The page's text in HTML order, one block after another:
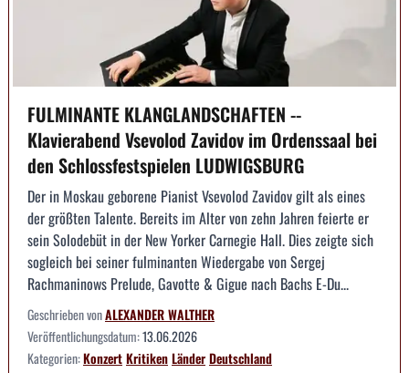
FULMINANTE KLANGLANDSCHAFTEN --
Klavierabend Vsevolod Zavidov im Ordenssaal bei
den Schlossfestspielen LUDWIGSBURG
Der in Moskau geborene Pianist Vsevolod Zavidov gilt als eines
der größten Talente. Bereits im Alter von zehn Jahren feierte er
sein Solodebüt in der New Yorker Carnegie Hall. Dies zeigte sich
sogleich bei seiner fulminanten Wiedergabe von Sergej
Rachmaninows Prelude, Gavotte & Gigue nach Bachs E-Du...
Geschrieben vonALEXANDER WALTHER
Veröffentlichungsdatum:13.06.2026
Kategorien:KonzertKritikenLänderDeutschland